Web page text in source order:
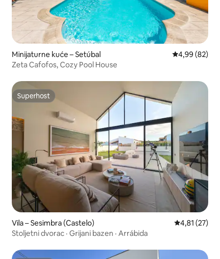
Minijaturne kuće – Setúbal Prosječna
4,99 (82)
Zeta Cafofos, Cozy Pool House
Superhost
Superhost
Vila – Sesimbra (Castelo) Prosječna
4,81 (27)
Stoljetni dvorac · Grijani bazen · Arrábida